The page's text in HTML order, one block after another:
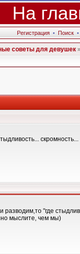
На
Регистрация • Поиск •
советы для девушек
скромность...
разводим,то "где
мыслите, чем мы)